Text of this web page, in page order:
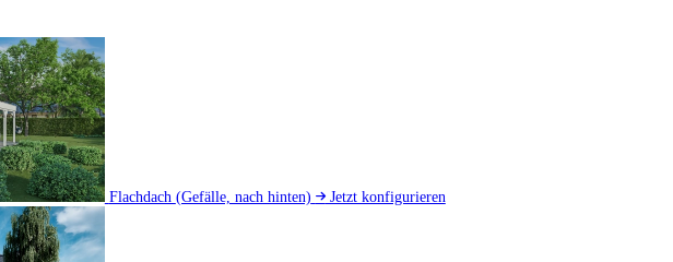
Flachdach (Gefälle, nach hinten) Jetzt konfigurieren